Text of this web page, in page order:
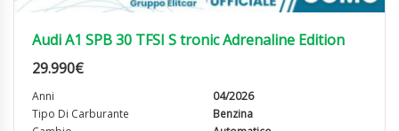
Audi A1 SPB 30 TFSI S tronic Adrenaline Edition
29.990€
Anni
04/2026
Tipo Di Carburante
Benzina